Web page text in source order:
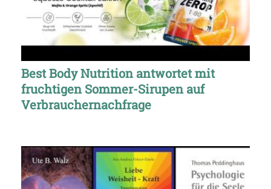
Best Body Nutrition antwortet mit
fruchtigen Sommer-Sirupen auf
Verbrauchernachfrage